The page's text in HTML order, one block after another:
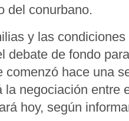
del conurbano.
y las
debate de fondo
comenzó hace una
la negociación entre
hoy, según